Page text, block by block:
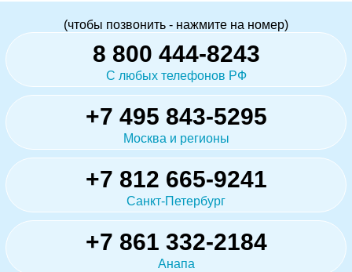
(чтобы позвонить - нажмите на номер)
8 800 444-8243
С любых телефонов РФ
+7 495 843-5295
Москва и регионы
+7 812 665-9241
Санкт-Петербург
+7 861 332-2184
Анапа